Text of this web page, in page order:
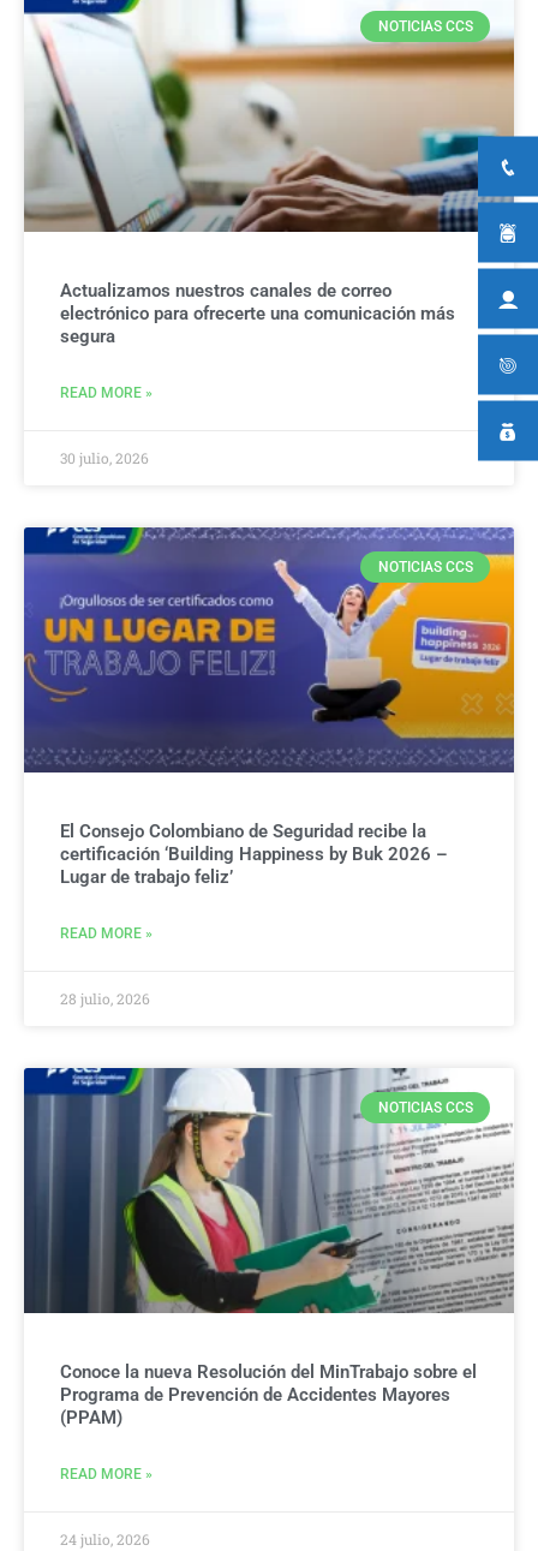
NOTICIAS CCS
Actualizamos nuestros canales de correo
electrónico para ofrecerte una comunicación más
segura
READ MORE »
30 julio, 2026
NOTICIAS CCS
El Consejo Colombiano de Seguridad recibe la
certificación ‘Building Happiness by Buk 2026 –
Lugar de trabajo feliz’
READ MORE »
28 julio, 2026
NOTICIAS CCS
Conoce la nueva Resolución del MinTrabajo sobre el
Programa de Prevención de Accidentes Mayores
(PPAM)
READ MORE »
24 julio, 2026